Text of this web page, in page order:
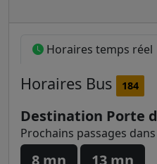
Horaires temps réel
Horaires Bus 184
Destination Porte
Prochains passages dans
8 mn 13 mn